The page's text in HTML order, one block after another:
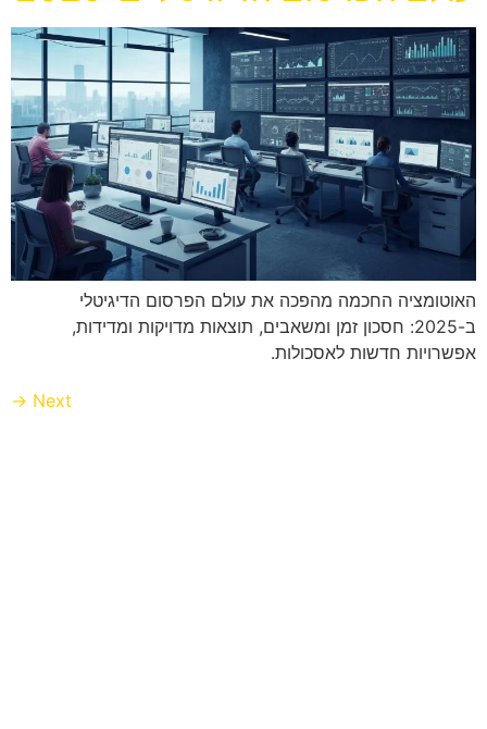
האוטומציה החכמה מהפכה את עולם הפרסום הדיגיטלי
ב-2025: חסכון זמן ומשאבים, תוצאות מדויקות ומדידות,
אפשרויות חדשות לאסכולות.
Next
→